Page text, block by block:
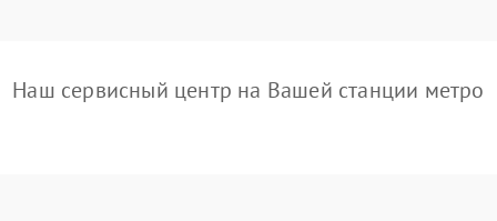
Наш сервисный центр на Вашей станции метро